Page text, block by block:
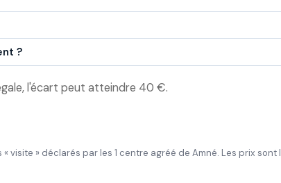
?
l'écart peut atteindre 40 €.
visite » déclarés par les 1 centre agréé de Amné. Les prix